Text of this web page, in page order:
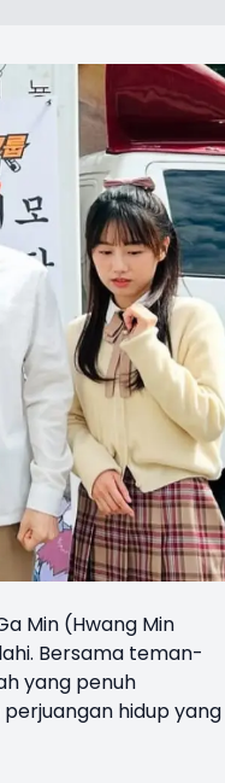
Min (Hwang Min
Bersama teman-
yang penuh
hidup yang